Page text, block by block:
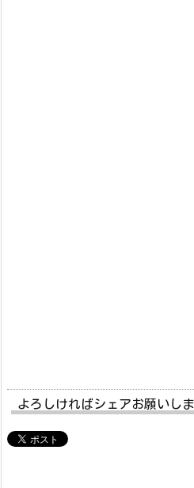
よろしければシェアお願いし